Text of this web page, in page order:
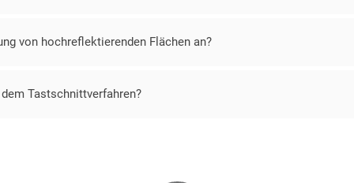
von hochreflektierenden Flächen an?
Tastschnittverfahren?